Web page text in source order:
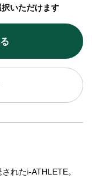
いただけます
れたi-ATHLETE。